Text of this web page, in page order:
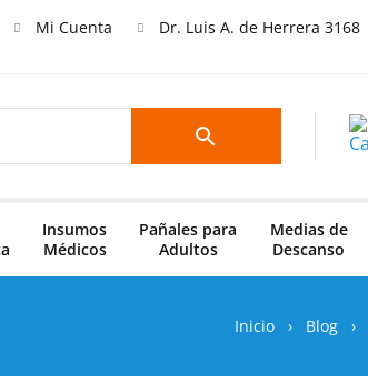
Mi Cuenta Dr. Luis A. de Herrera 3168
Insumos
Médicos
Pañales para
Adultos
Medias de
Descanso
Inicio › Blog ›